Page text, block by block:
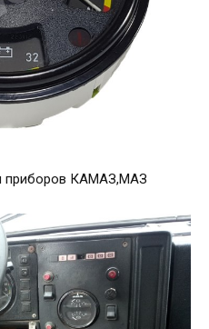
приборов КАМАЗ,МАЗ